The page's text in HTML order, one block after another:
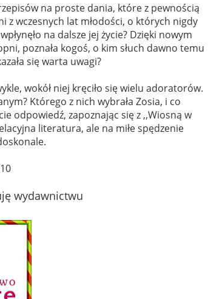
na proste dania, które z pewnością
z wczesnych lat młodości, o których nigdy
na dalsze jej życie? Dzięki nowym
poznała kogoś, o kim słuch dawno temu
się warta uwagi?
wokół niej kręciło się wielu adoratorów.
Którego z nich wybrała Zosia, i co
odpowiedź, zapoznając się z ,,Wiosną w
literatura, ale na miłe spędzenie
wydawnictwu